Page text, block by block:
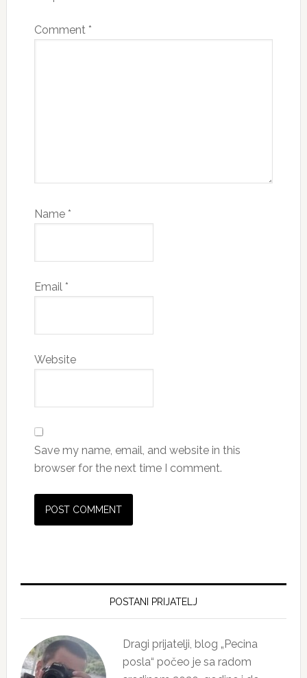
Comment *
Name *
Email *
Website
Save my name, email, and website in this
browser for the next time I comment.
Primary
POSTANI PRIJATELJ
Dragi prijatelji, blog „Pecina
posla“ počeo je sa radom